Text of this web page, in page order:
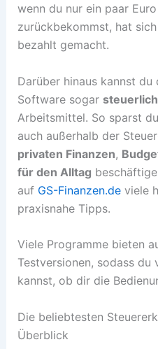
wenn du nur ein paar
zurückbekommst, hat
bezahlt gemacht.
Darüber hinaus kannst du
Software sogar
Arbeitsmittel. So sparst
auch außerhalb der
privaten Finanzen,
für den Alltag
auf GS-Finanzen.deviele
praxisnahe Tipps.
Viele Programme bieten
Testversionen, sodass du
kannst, ob dir die
Die beliebtesten
Überblick